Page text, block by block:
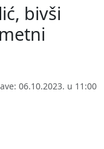
bivši
06.10.2023. u 11:00